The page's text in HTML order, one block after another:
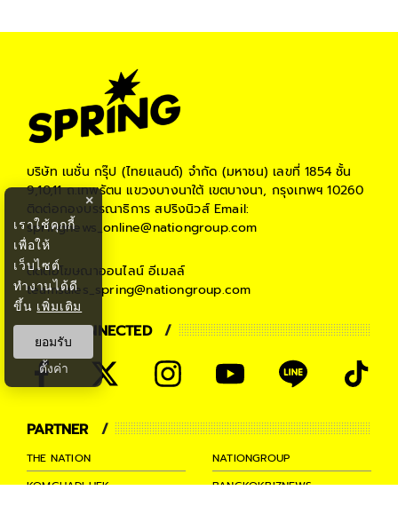
บริษัท เนชั่น กรุ๊ป (ไทยแลนด์) จำกัด (มหาชน) เลขที่ 1854 ชั้น
9,10,11 ถ.เทพรัตน แขวงบางนาใต้ เขตบางนา, กรุงเทพฯ 10260
ติดต่อกองบรรณาธิการ สปริงนิวส์Email:
springnews_online@nationgroup.com
ติดต่อโฆษณาออนไลน์ อีเมลล์
teamsales_spring@nationgroup.com
STAY CONNECTED
PARTNER
THE NATION
NATIONGROUP
KOMCHADLUEK
BANGKOKBIZNEWS
×
เราใช้คุกกี้
เพื่อให้
เว็บไซต์
ทำงานได้ดี
ขึ้น เพิ่มเติม
ยอมรับ
ตั้งค่า